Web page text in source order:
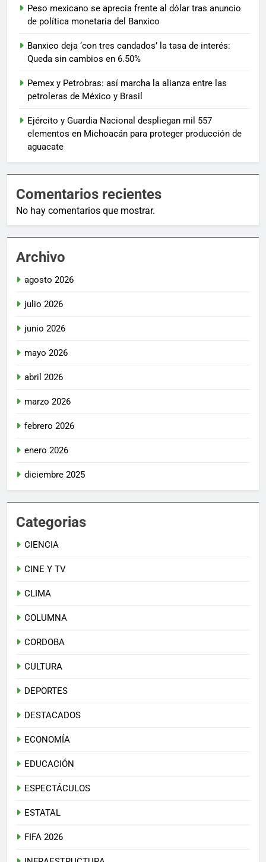
Peso mexicano se aprecia frente al dólar tras anuncio
de política monetaria del Banxico
Banxico deja ‘con tres candados’ la tasa de interés:
Queda sin cambios en 6.50%
Pemex y Petrobras: así marcha la alianza entre las
petroleras de México y Brasil
Ejército y Guardia Nacional despliegan mil 557
elementos en Michoacán para proteger producción de
aguacate
Comentarios recientes
No hay comentarios que mostrar.
Archivo
agosto 2026
julio 2026
junio 2026
mayo 2026
abril 2026
marzo 2026
febrero 2026
enero 2026
diciembre 2025
Categorias
CIENCIA
CINE Y TV
CLIMA
COLUMNA
CORDOBA
CULTURA
DEPORTES
DESTACADOS
ECONOMÍA
EDUCACIÓN
ESPECTÁCULOS
ESTATAL
FIFA 2026